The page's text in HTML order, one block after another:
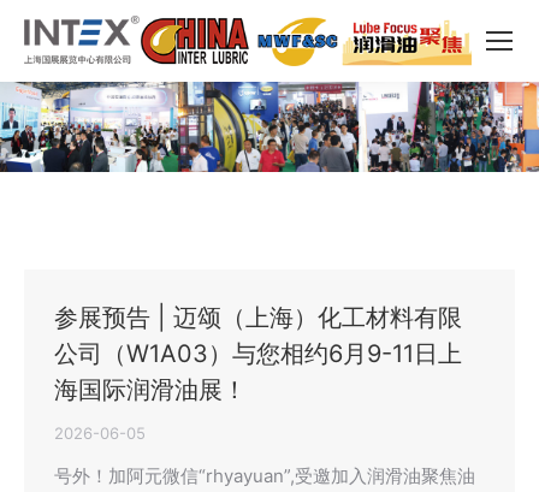
参展预告 | 迈颂（上海）化工材料有限
公司（W1A03）与您相约6月9-11日上
海国际润滑油展！
2026-06-05
号外！加阿元微信“rhyayuan”,受邀加入润滑油聚焦油